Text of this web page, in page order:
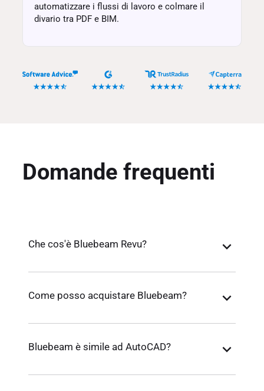
automatizzare i flussi di lavoro e colmare il
divario tra PDF e BIM.
Domande frequenti
Che cos'è Bluebeam Revu?
Come posso acquistare Bluebeam?
Bluebeam è simile ad AutoCAD?